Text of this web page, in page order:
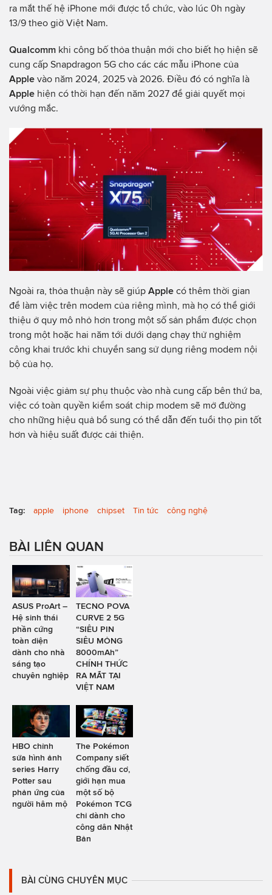
ra mắt thế hệ iPhone mới được tổ chức, vào lúc 0h ngày
13/9 theo giờ Việt Nam.
Qualcomm khi công bố thỏa thuận mới cho biết họ hiện sẽ
cung cấp Snapdragon 5G cho các các mẫu iPhone của
Apple vào năm 2024, 2025 và 2026. Điều đó có nghĩa là
Apple hiện có thời hạn đến năm 2027 để giải quyết mọi
vướng mắc.
Ngoài ra, thỏa thuận này sẽ giúp Apple có thêm thời gian
để làm việc trên modem của riêng mình, mà họ có thể giới
thiệu ở quy mô nhỏ hơn trong một số sản phẩm được chọn
trong một hoặc hai năm tới dưới dạng chạy thử nghiệm
công khai trước khi chuyển sang sử dụng riêng modem nội
bộ của họ.
Ngoài việc giảm sự phụ thuộc vào nhà cung cấp bên thứ ba,
việc có toàn quyền kiểm soát chip modem sẽ mở đường
cho những hiệu quả bổ sung có thể dẫn đến tuổi thọ pin tốt
hơn và hiệu suất được cải thiện.
Tag: apple iphone chipset Tin tức công nghệ
BÀI LIÊN QUAN
ASUS ProArt –
Hệ sinh thái
phần cứng
toàn diện
dành cho nhà
sáng tạo
chuyên nghiệp
TECNO POVA
CURVE 2 5G
“SIÊU PIN
SIÊU MỎNG
8000mAh”
CHÍNH THỨC
RA MẮT TẠI
VIỆT NAM
HBO chỉnh
sửa hình ảnh
series Harry
Potter sau
phản ứng của
người hâm mộ
The Pokémon
Company siết
chống đầu cơ,
giới hạn mua
một số bộ
Pokémon TCG
chỉ dành cho
công dân Nhật
Bản
BÀI CÙNG CHUYÊN MỤC